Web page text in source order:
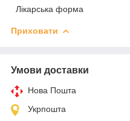
Лікарська форма
Приховати
Умови доставки
Нова Пошта
Укрпошта